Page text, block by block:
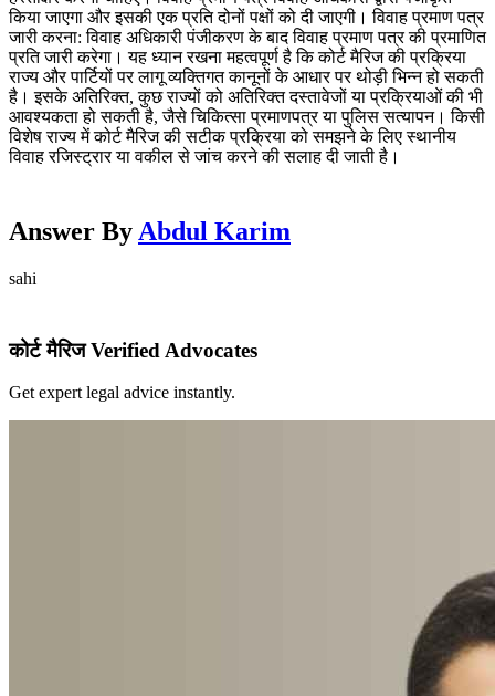
किया जाएगा और इसकी एक प्रति दोनों पक्षों को दी जाएगी। विवाह प्रमाण पत्र
जारी करना: विवाह अधिकारी पंजीकरण के बाद विवाह प्रमाण पत्र की प्रमाणित
प्रति जारी करेगा। यह ध्यान रखना महत्वपूर्ण है कि कोर्ट मैरिज की प्रक्रिया
राज्य और पार्टियों पर लागू व्यक्तिगत कानूनों के आधार पर थोड़ी भिन्न हो सकती
है। इसके अतिरिक्त, कुछ राज्यों को अतिरिक्त दस्तावेजों या प्रक्रियाओं की भी
आवश्यकता हो सकती है, जैसे चिकित्सा प्रमाणपत्र या पुलिस सत्यापन। किसी
विशेष राज्य में कोर्ट मैरिज की सटीक प्रक्रिया को समझने के लिए स्थानीय
विवाह रजिस्ट्रार या वकील से जांच करने की सलाह दी जाती है।
Answer By Abdul Karim
sahi
कोर्ट मैरिज Verified Advocates
Get expert legal advice instantly.